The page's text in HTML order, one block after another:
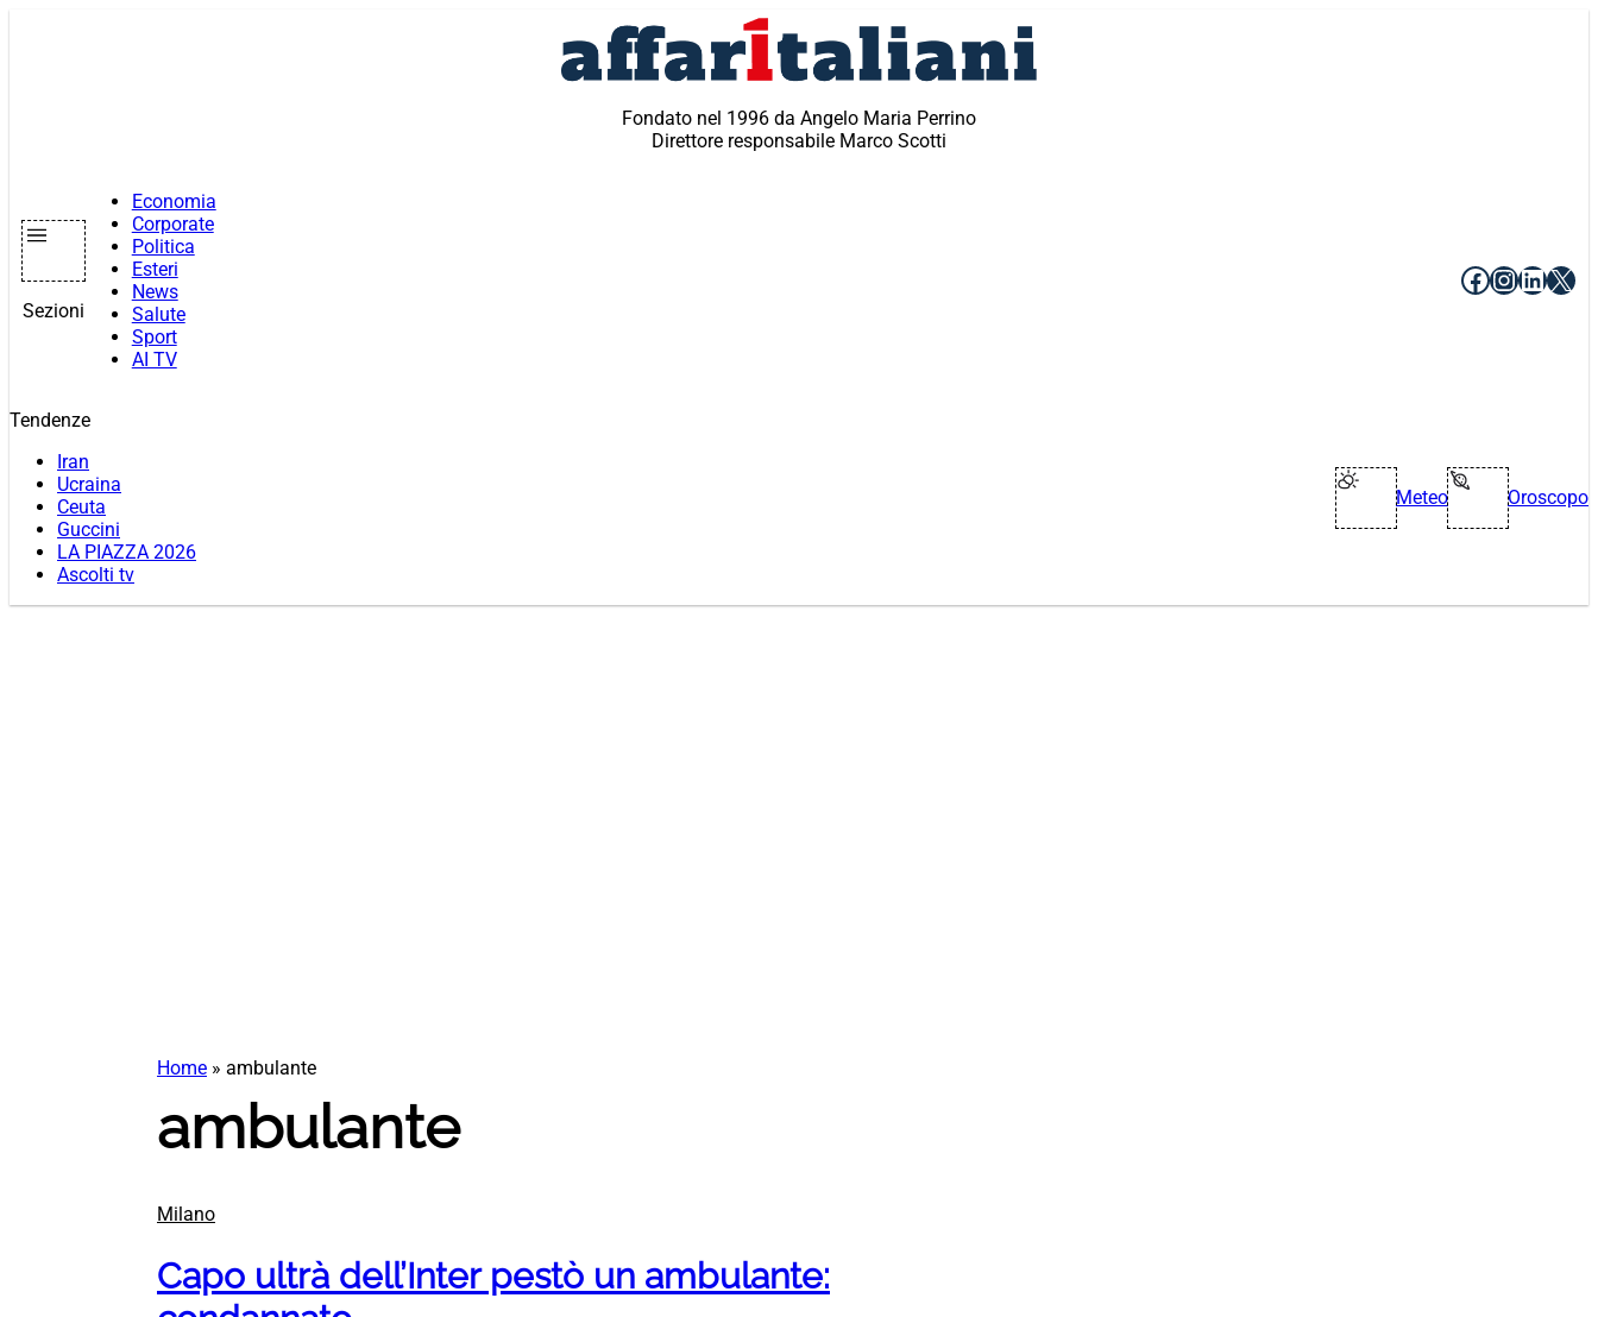
Fondato nel 1996 da Angelo Maria Perrino
Direttore responsabile Marco Scotti
Sezioni
Economia
Corporate
Politica
Esteri
News
Salute
Sport
AI TV
Facebook
X
Tendenze
Iran
Ucraina
Ceuta
Guccini
LA PIAZZA 2026
Ascolti tv
Meteo Oroscopo
Home » ambulante
ambulante
Milano
Capo ultrà dell’Inter pestò un ambulante: